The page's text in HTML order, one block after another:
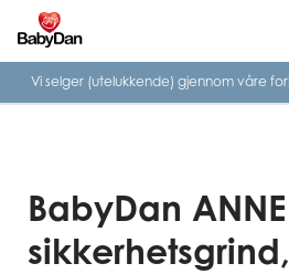
Vi selger (utelukkende) gjennom våre
BabyDan ANNE